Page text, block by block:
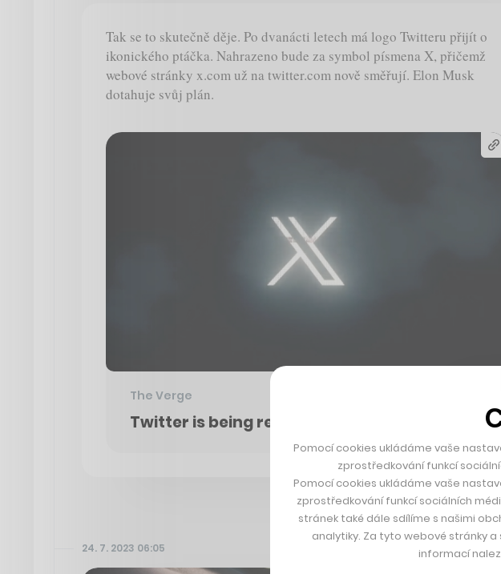
Tak se to skutečně děje. Po dvanácti letech má logo Twitteru přijít o
ikonického ptáčka. Nahrazeno bude za symbol písmena X, přičemž
webové stránky x.com už na twitter.com nově směřují. Elon Musk
dotahuje svůj plán.
The Verge
Twitter is being rebranded as X
24. 7. 2023 06:05
Pomocí cookies ukládáme vaše
zprostředkování funkcí
Pomocí cookies ukládáme vaše
zprostředkování funkcí sociálních
stránek také dále sdílíme s našimi
analytiky. Za tyto webové stránky
informací